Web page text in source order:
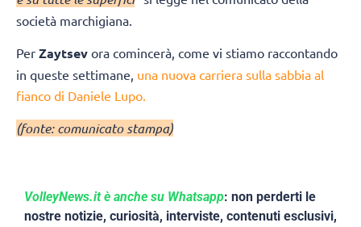
società marchigiana.
Per Zaytsev ora comincerà, come vi stiamo raccontando
in queste settimane, una nuova carriera sulla sabbia al
fianco di Daniele Lupo.
(fonte: comunicato stampa)
VolleyNews.it è anche su Whatsapp: non perderti le
nostre notizie, curiosità, interviste, contenuti esclusivi,